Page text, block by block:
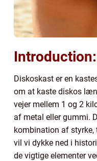
Introduction:
Diskoskast er en
om at kaste diskos
vejer mellem 1 og 2
af metal eller gummi.
kombination af styrke,
vil vi dykke ned i
de vigtige elementer